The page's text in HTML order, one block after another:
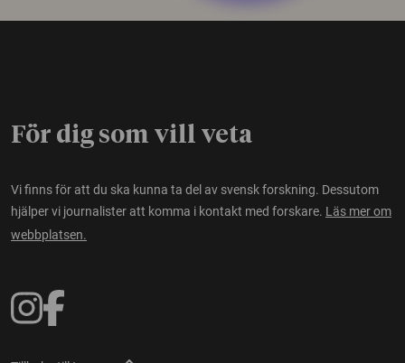
För dig som vill veta
Vi finns för att du ska kunna ta del av svensk forskning. Dessutom
hjälper vi journalister att komma i kontakt med forskare. Läs mer om
webbplatsen.